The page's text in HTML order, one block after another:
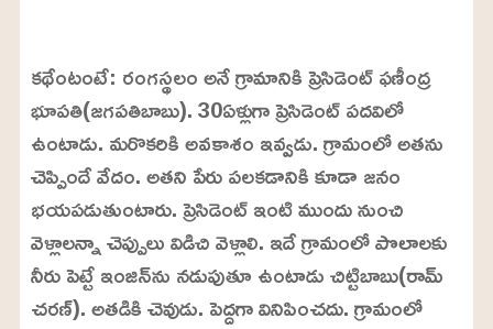
U
n
m
u
t
e
a
d
d
2
4
.
6
3
%
కథేంటంటే: రంగస్థలం అనే గ్రామానికి ప్రెసిడెంట్‌ ఫణీంద్ర
భూపతి(జగపతిబాబు). 30ఏళ్లుగా ప్రెసిడెంట్‌ పదవిలో
ఉంటాడు. మరొకరికి అవకాశం ఇవ్వడు. గ్రామంలో అతను
చెప్పిందే వేదం. అతని పేరు పలకడానికి కూడా జనం
భయపడుతుంటారు. ప్రెసిడెంట్‌ ఇంటి ముందు నుంచి
వెళ్లాలన్నా చెప్పులు విడిచి వెళ్లాలి. ఇదే గ్రామంలో పొలాలకు
నీరు పెట్టే ఇంజిన్‌ను నడుపుతూ ఉంటాడు చిట్టిబాబు(రామ్‌
చరణ్‌). అతడికి చెవుడు. పెద్దగా వినిపించదు. గ్రామంలో